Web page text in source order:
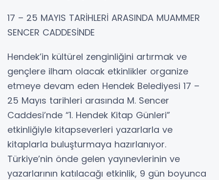
17 – 25 MAYIS TARİHLERİ ARASINDA MUAMMER
SENCER CADDESİNDE
Hendek’in kültürel zenginliğini artırmak ve
gençlere ilham olacak etkinlikler organize
etmeye devam eden Hendek Belediyesi 17 –
25 Mayıs tarihleri arasında M. Sencer
Caddesi’nde “1. Hendek Kitap Günleri”
etkinliğiyle kitapseverleri yazarlarla ve
kitaplarla buluşturmaya hazırlanıyor.
Türkiye’nin önde gelen yayınevlerinin ve
yazarlarının katılacağı etkinlik, 9 gün boyunca